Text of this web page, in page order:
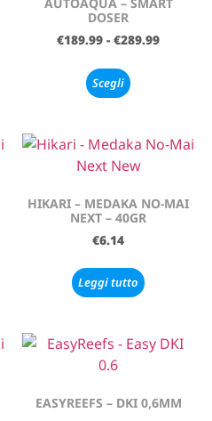
DOSER
€189.99 - €289.99
Scegli
HIKARI – MEDAKA NO-MAI
NEXT – 40GR
€6.14
Leggi tutto
EASYREEFS – DKI 0,6MM